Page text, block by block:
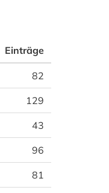
Einträge
82
129
43
96
81